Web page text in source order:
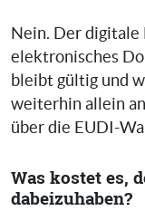
Nein. Der digitale
elektronisches
bleibt gültig und
weiterhin allein
über die EUDI-
Was kostet es,
dabeizuhaben?